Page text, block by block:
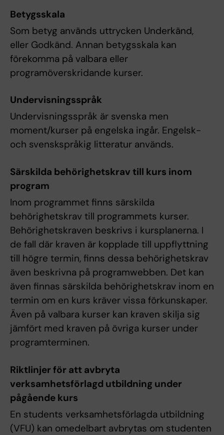
Betygsskala
Som betyg används uttrycken Underkänd,
eller Godkänd. Annan betygsskala kan
förekomma på valbara eller
programöverskridande kurser.
Undervisningsspråk
Undervisningsspråk är svenska men
moment/kurser på engelska ingår. Engelsk-
och svenskspråkig litteratur används.
Särskilda behörighetskrav till kurs inom
program
Inom programmet finns särskilda
behörighetskrav till programmets kurser.
Behörighetskraven beskrivs i kursplanerna. I
de fall där kraven är kopplade till uppflyttning
till högre termin, finns dessa behörighetskrav
även beskrivna på programwebben. Det kan
även finnas särskilda behörighetskrav inom en
termin om en kurs kräver vissa förkunskaper.
Även på valbara kurser kan kraven skilja sig
jämfört med kraven på övriga kurser under
programterminen.
Riktlinjer för att avbryta
verksamhetsförlagd utbildning under
pågående kurs
En students verksamhetsförlagda utbildning
(VFU) kan omedelbart avbrytas om studenten